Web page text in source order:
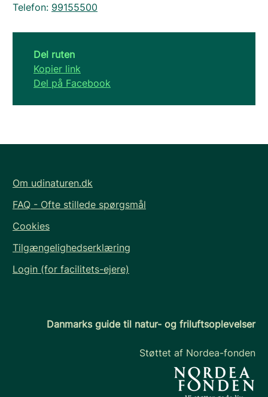
Telefon: 99155500
Del ruten
Kopier link
Del på Facebook
Om udinaturen.dk
FAQ - Ofte stillede spørgsmål
Cookies
Tilgængelighedserklæring
Login (for facilitets-ejere)
Danmarks guide til natur- og friluftsoplevelser
Støttet af Nordea-fonden